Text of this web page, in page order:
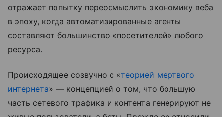
отражает попытку переосмыслить экономику веба
в эпоху, когда автоматизированные агенты
составляют большинство «посетителей» любого
ресурса.
Происходящее созвучно с «теорией мертвого
интернета» — концепцией о том, что большую
часть сетевого трафика и контента генерируют не